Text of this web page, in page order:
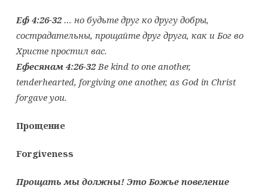
Еф 4:26-32… но будьте друг ко другу добры,
сострадательны, прощайте друг друга, как и Бог во
Христе простил вас.
Ефесянам 4:26-32 Be kind to one another,
tenderhearted, forgiving one another, as God in Christ
forgave you.
Прощение
Forgiveness
Прощать мы должны! Это Божье повеление